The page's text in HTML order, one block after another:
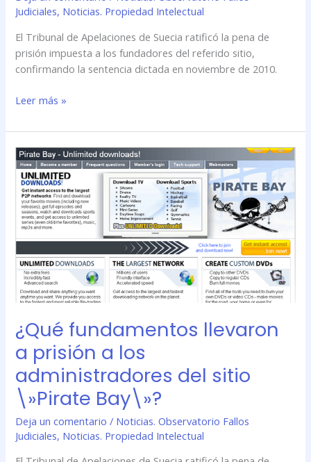
Judiciales, Noticias. Propiedad Intelectual
El Tribunal de Apelaciones de Suecia ratificó la pena de
prisión impuesta a los fundadores del referido sitio,
confirmando la sentencia dictada en noviembre de 2010.
Leer más »
¿Qué fundamentos llevaron
a prisión a los
administradores del sitio
\»Pirate Bay\»?
Deja un comentario / Noticias. Observatorio Fallos
Judiciales, Noticias. Propiedad Intelectual
¿Qué
fundamentos
llevaron
prisión
administradores
del
sitio
Bay\»?